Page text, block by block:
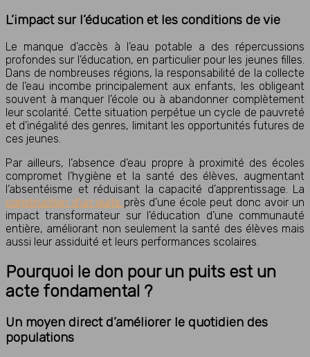
L’impact sur l’éducation et les conditions de vie
Le manque d’accès à l’eau potable a des répercussions
profondes sur l’éducation, en particulier pour les jeunes filles.
Dans de nombreuses régions, la responsabilité de la collecte
de l’eau incombe principalement aux enfants, les obligeant
souvent à manquer l’école ou à abandonner complètement
leur scolarité. Cette situation perpétue un cycle de pauvreté
et d’inégalité des genres, limitant les opportunités futures de
ces jeunes.
Par ailleurs, l’absence d’eau propre à proximité des écoles
compromet l’hygiène et la santé des élèves, augmentant
l’absentéisme et réduisant la capacité d’apprentissage. La
construction d’un puits près d’une école peut donc avoir un
impact transformateur sur l’éducation d’une communauté
entière, améliorant non seulement la santé des élèves mais
aussi leur assiduité et leurs performances scolaires.
Pourquoi le don pour un puits est un
acte fondamental ?
Un moyen direct d’améliorer le quotidien des
populations